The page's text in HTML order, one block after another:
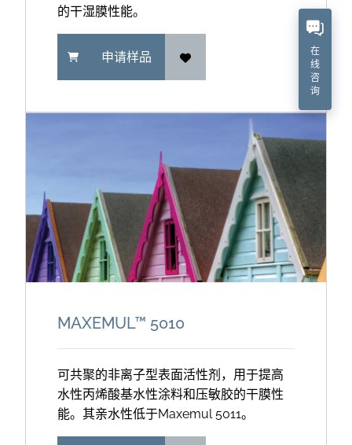
的干湿膜性能。
申请样品
MAXEMUL™ 5010
可共聚的非离子型表面活性剂，用于提高
水性丙烯酸基水性涂料和压敏胶的干膜性
能。其亲水性低于Maxemul 5011。
在
线
咨
询